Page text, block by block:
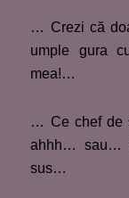
… Crezi că
umple gura
mea!…
… Ce chef de
ahhh… sau…
sus…